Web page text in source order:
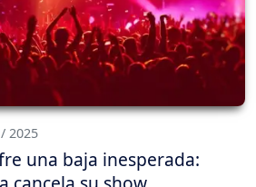
2025
una baja inesperada: